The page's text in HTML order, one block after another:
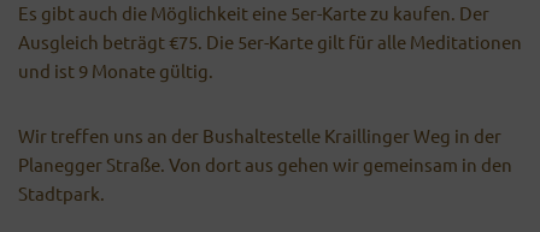
Es gibt auch die Möglichkeit eine 5er-Karte zu kaufen. Der
Ausgleich beträgt €75. Die 5er-Karte gilt für alle Meditationen
und ist 9 Monate gültig.
Wir treffen uns an der Bushaltestelle Kraillinger Weg in der
Planegger Straße. Von dort aus gehen wir gemeinsam in den
Stadtpark.